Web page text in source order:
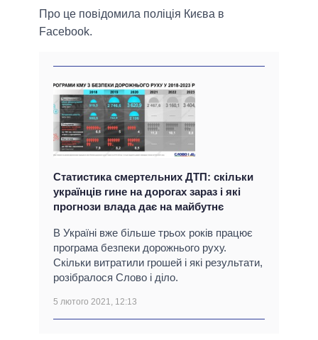
Про це повідомила поліція Києва в
Facebook.
Статистика смертельних ДТП: скільки
українців гине на дорогах зараз і які
прогнози влада дає на майбутнє
В Україні вже більше трьох років працює
програма безпеки дорожнього руху.
Скільки витратили грошей і які результати,
розібралося Слово і діло.
5 лютого 2021, 12:13